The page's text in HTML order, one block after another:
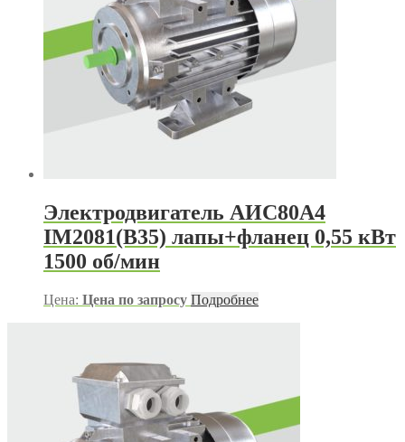
Электродвигатель АИС80А4
IM2081(B35) лапы+фланец 0,55 кВт
1500 об/мин
Цена: Цена по запросу Подробнее